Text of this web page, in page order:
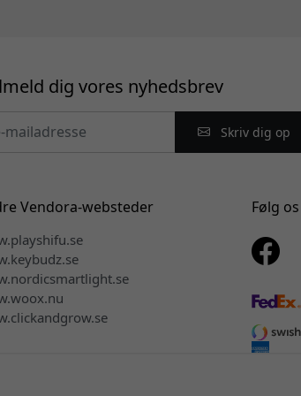
dig vores nyhedsbrev
Skriv dig op
Vendora-websteder Følg